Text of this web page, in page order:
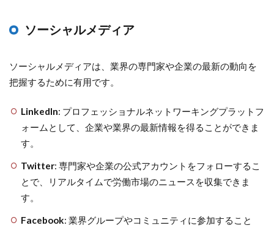
ソーシャルメディア
ソーシャルメディアは、業界の専門家や企業の最新の動向を
把握するために有用です。
LinkedIn: プロフェッショナルネットワーキングプラットフ
ォームとして、企業や業界の最新情報を得ることができま
す。
Twitter: 専門家や企業の公式アカウントをフォローするこ
とで、リアルタイムで労働市場のニュースを収集できま
す。
Facebook: 業界グループやコミュニティに参加すること